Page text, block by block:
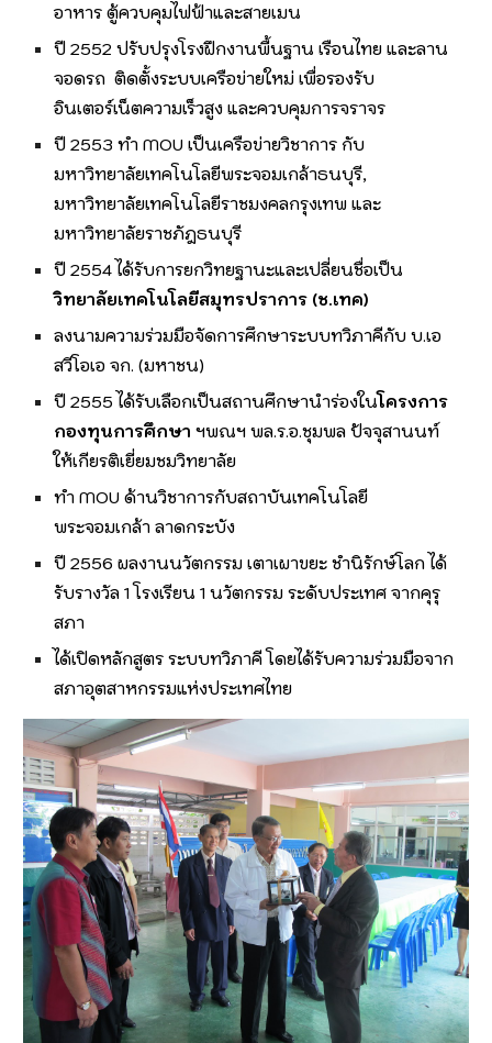
อาหาร ตู้ควบคุมไฟฟ้าและสายเมน
ปี 2552 ปรับปรุงโรงฝึกงานพื้นฐาน เรือนไทย และลาน
จอดรถ ติดตั้งระบบเครือข่ายใหม่ เพื่อรองรับ
อินเตอร์เน็ตความเร็วสูง และควบคุมการจราจร
ปี 2553 ทำ MOU เป็นเครือข่ายวิชาการ กับ
มหาวิทยาลัยเทคโนโลยีพระจอมเกล้าธนบุรี,
มหาวิทยาลัยเทคโนโลยีราชมงคลกรุงเทพ และ
มหาวิทยาลัยราชภัฎธนบุรี
ปี 2554 ได้รับการยกวิทยฐานะและเปลี่ยนชื่อเป็น
วิทยาลัยเทคโนโลยีสมุทรปราการ (ช.เทค)
ลงนามความร่วมมือจัดการศึกษาระบบทวิภาคีกับ บ.เอ
สวีโอเอ จก. (มหาชน)
ปี 2555 ได้รับเลือกเป็นสถานศึกษานำร่องในโครงการ
กองทุนการศึกษา ฯพณฯ พล.ร.อ.ชุมพล ปัจจุสานนท์
ให้เกียรติเยี่ยมชมวิทยาลัย
ทำ MOU ด้านวิชาการกับสถาบันเทคโนโลยี
พระจอมเกล้า ลาดกระบัง
ปี 2556 ผลงานนวัตกรรม เตาเผาขยะ ชำนิรักษ์โลก ได้
รับรางวัล 1 โรงเรียน 1 นวัตกรรม ระดับประเทศ จากคุรุ
สภา
ได้เปิดหลักสูตร ระบบทวิภาคี โดยได้รับความร่วมมือจาก
สภาอุตสาหกรรมแห่งประเทศไทย